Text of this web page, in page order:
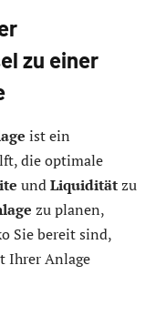
zu einer
ist ein
die optimale
undLiquiditätzu
zu planen,
Sie bereit sind,
Ihrer Anlage